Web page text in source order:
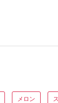
メロン